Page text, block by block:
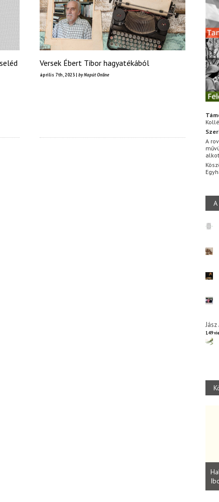
Versek Ébert Tibor hagyatékából
április 7th, 2023 | by Napút Online
A
149